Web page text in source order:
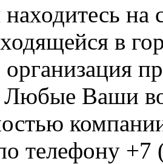
на
в
Ваши
телефону